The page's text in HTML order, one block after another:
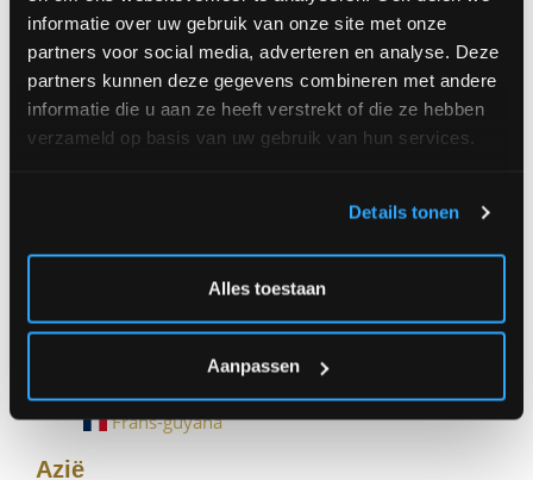
informatie over uw gebruik van onze site met onze
partners voor social media, adverteren en analyse. Deze
partners kunnen deze gegevens combineren met andere
informatie die u aan ze heeft verstrekt of die ze hebben
verzameld op basis van uw gebruik van hun services.
Details tonen
Alles toestaan
Aanpassen
Dominicaanse
Groenland
Guadeloupe
Guatemala
Honduras
El salvador
caicoseilanden
Trinidad en tobago
Verenigde staten
Amerikaanse
Brazilië
Ecuador
Frans-guyana
Paraguay
Uruguay
Venezuela
Azië